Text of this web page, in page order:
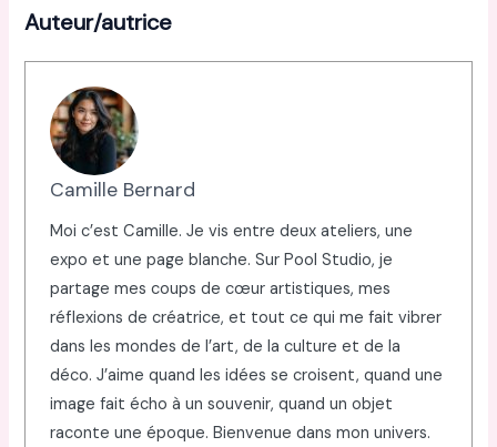
Auteur/autrice
Camille Bernard
Moi c’est Camille. Je vis entre deux ateliers, une
expo et une page blanche. Sur Pool Studio, je
partage mes coups de cœur artistiques, mes
réflexions de créatrice, et tout ce qui me fait vibrer
dans les mondes de l’art, de la culture et de la
déco. J’aime quand les idées se croisent, quand une
image fait écho à un souvenir, quand un objet
raconte une époque. Bienvenue dans mon univers.